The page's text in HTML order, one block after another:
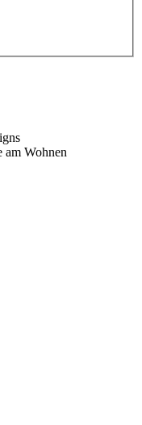
Wohnen